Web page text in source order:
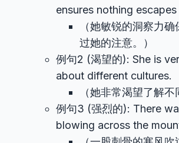
ensures nothing
（她敏锐的洞察力
过她的注意。）
例句2 (渴望的): She is
about different cultures.
（她非常渴望了解不
例句3 (强烈的): There
blowing across the